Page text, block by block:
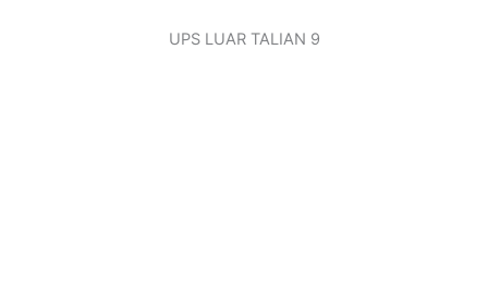
UPS LUAR TALIAN 9